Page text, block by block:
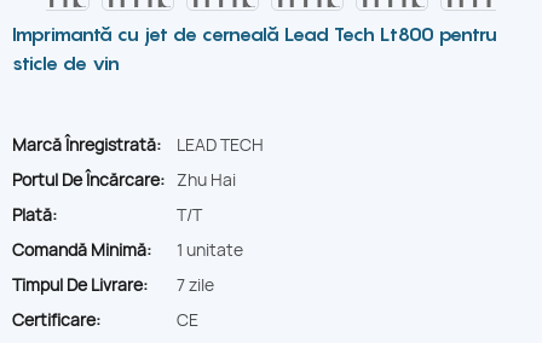
Imprimantă cu jet de cerneală Lead Tech Lt800 pentru
sticle de vin
Marcă Înregistrată:
LEAD TECH
Portul De Încărcare: Zhu Hai
Plată:
T/T
Comandă Minimă:
1 unitate
Timpul De Livrare:
7 zile
Certificare:
CE